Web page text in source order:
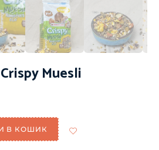
Muesli
В КОШИК